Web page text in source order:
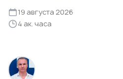
19 августа 2026
4 ак. часа